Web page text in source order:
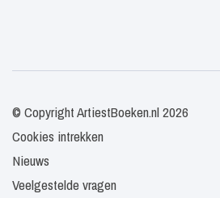
© Copyright ArtiestBoeken.nl 2026
Cookies intrekken
Nieuws
Veelgestelde vragen